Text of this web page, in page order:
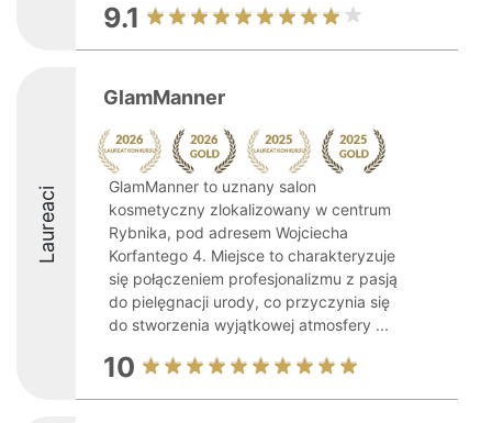
9.1
Laureaci
GlamManner
GlamManner to uznany salon
kosmetyczny zlokalizowany w centrum
Rybnika, pod adresem Wojciecha
Korfantego 4. Miejsce to charakteryzuje
się połączeniem profesjonalizmu z pasją
do pielęgnacji urody, co przyczynia się
do stworzenia wyjątkowej atmosfery ...
10